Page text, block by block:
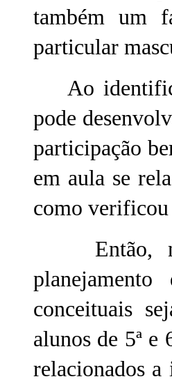
também um
particular
Ao
pode
participação
em aula se
como
Então, na
conceituais
alunos de 5ª e
relacionados a